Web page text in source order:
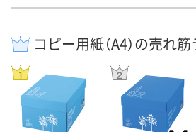
コピー用紙（A4）の売れ